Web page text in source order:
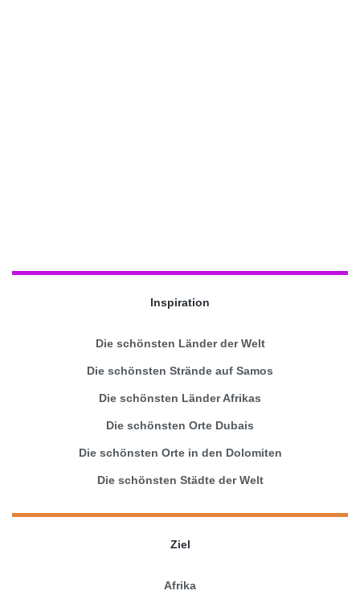
Inspiration
Die schönsten Länder der Welt
Die schönsten Strände auf Samos
Die schönsten Länder Afrikas
Die schönsten Orte Dubais
Die schönsten Orte in den Dolomiten
Die schönsten Städte der Welt
Ziel
Afrika